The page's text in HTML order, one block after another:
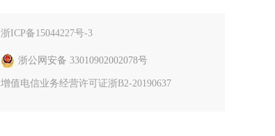
浙ICP备15044227号-3
浙公网安备 33010902002078号
增值电信业务经营许可证浙B2-20190637